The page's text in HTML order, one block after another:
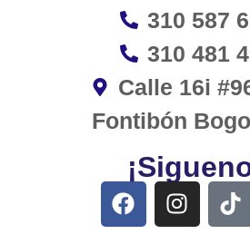
310 587
310 481
Calle 16i
Fontibón